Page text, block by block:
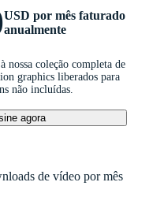
USD por mês faturado
anualmente
nossa coleção completa de
graphics liberados para
não incluídas.
agora
de vídeo por mês